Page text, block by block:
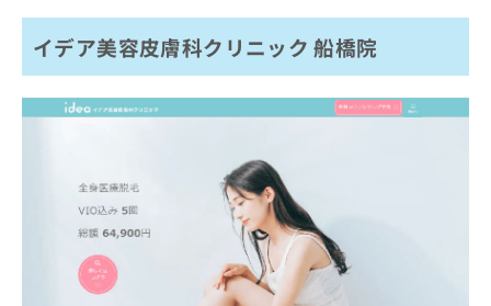
イデア美容皮膚科クリニック 船橋院